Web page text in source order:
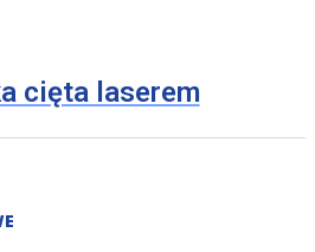
cięta laserem